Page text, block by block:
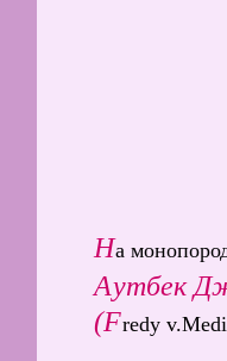
На
Аутбек
(Fredy